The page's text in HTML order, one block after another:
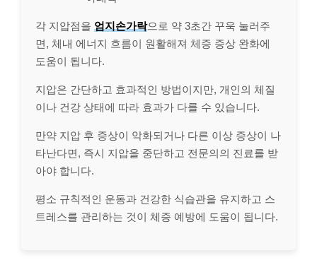
각 지압점을 엄지손가락으로 약 3초간 꾸욱 눌러주
면, 체내 에너지 흐름이 원활해져 체증 증상 완화에
도움이 됩니다.
지압은 간단하고 효과적인 방법이지만, 개인의 체질
이나 건강 상태에 따라 효과가 다를 수 있습니다.
만약 지압 후 증상이 악화되거나 다른 이상 증상이 나
타난다면, 즉시 지압을 중단하고 전문의의 진료를 받
아야 합니다.
평소 규칙적인 운동과 건강한 식습관을 유지하고 스
트레스를 관리하는 것이 체증 예방에 도움이 됩니다.